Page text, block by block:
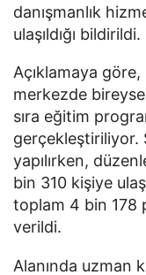
danışmanlık
ulaşıldığı bildirildi.
Açıklamaya
merkezde
sıra eğitim
gerçekleştiriliyor.
yapılırken,
bin 310 kişiye
toplam 4 bin 178
verildi.
Alanında uzman